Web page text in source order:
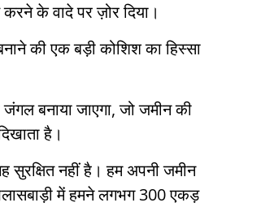
के वादे पर ज़ोर दिया।
की एक बड़ी कोशिश का हिस्सा
बनाया जाएगा, जो जमीन की
है।
नहीं है। हम अपनी जमीन
में हमने लगभग 300 एकड़